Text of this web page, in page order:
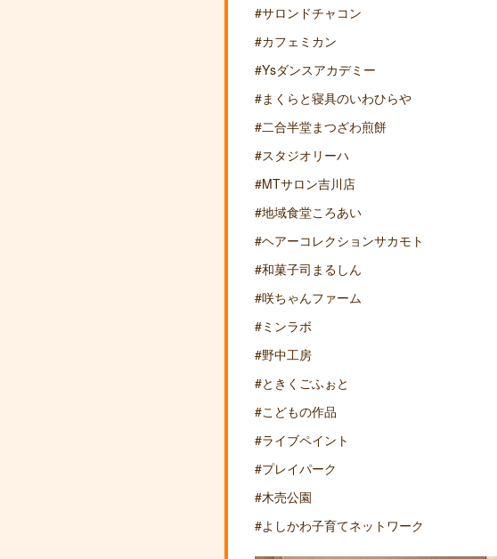
#サロンドチャコン
#カフェミカン
#Ysダンスアカデミー
#まくらと寝具のいわひらや
#二合半堂まつざわ煎餅
#スタジオリーハ
#MTサロン吉川店
#地域食堂ころあい
#ヘアーコレクションサカモト
#和菓子司まるしん
#咲ちゃんファーム
#ミンラボ
#野中工房
#ときくごふぉと
#こどもの作品
#ライブペイント
#プレイパーク
#木売公園
#よしかわ子育てネットワーク